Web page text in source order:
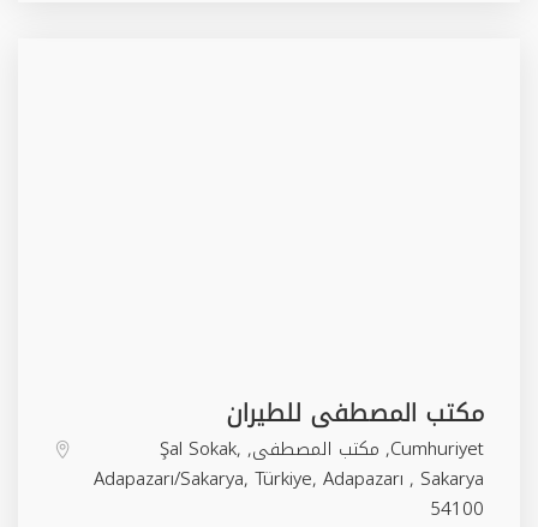
مكتب المصطفى للطيران
Cumhuriyet, مكتب المصطفى, Şal Sokak,
Adapazarı/Sakarya, Türkiye, Adapazarı , Sakarya
54100